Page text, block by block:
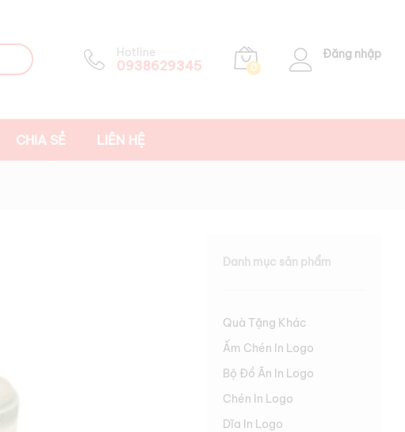
Hotline
0938629345 0
Đăng nhập
CHIA SẺ LIÊN HỆ
Danh mục sản phẩm
Quà Tặng Khác
Ấm Chén In Logo
Bộ Đồ Ăn In Logo
Chén In Logo
Dĩa In Logo